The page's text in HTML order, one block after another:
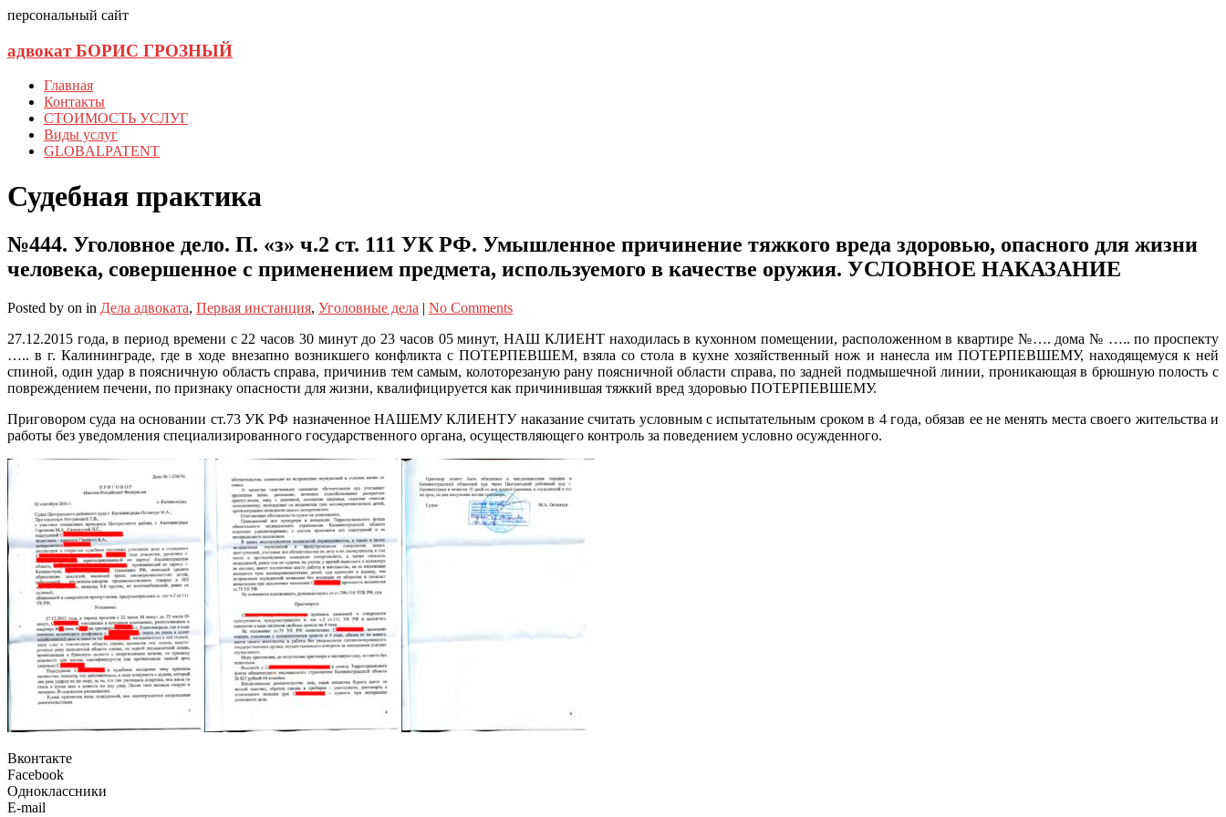
персональный сайт
адвокат БОРИС ГРОЗНЫЙ
Главная
Контакты
СТОИМОСТЬ УСЛУГ
Виды услуг
GLOBALPATENT
Судебная практика
№444. Уголовное дело. П. «з» ч.2 ст. 111 УК РФ. Умышленное причинение тяжкого вреда здоровью, опасного для жизни
человека, совершенное с применением предмета, используемого в качестве оружия. УСЛОВНОЕ НАКАЗАНИЕ
Posted by on in Дела адвоката, Первая инстанция, Уголовные дела | No Comments
27.12.2015 года, в период времени с 22 часов 30 минут до 23 часов 05 минут, НАШ КЛИЕНТ находилась в кухонном помещении, расположенном в квартире №…. дома № ….. по проспекту
….. в г. Калининграде, где в ходе внезапно возникшего конфликта с ПОТЕРПЕВШЕМ, взяла со стола в кухне хозяйственный нож и нанесла им ПОТЕРПЕВШЕМУ, находящемуся к ней
спиной, один удар в поясничную область справа, причинив тем самым, колоторезаную рану поясничной области справа, по задней подмышечной линии, проникающая в брюшную полость с
повреждением печени, по признаку опасности для жизни, квалифицируется как причинившая тяжкий вред здоровью ПОТЕРПЕВШЕМУ.
Приговором суда на основании ст.73 УК РФ назначенное НАШЕМУ КЛИЕНТУ наказание считать условным с испытательным сроком в 4 года, обязав ее не менять места своего жительства и
работы без уведомления специализированного государственного органа, осуществляющего контроль за поведением условно осужденного.
Вконтакте
Facebook
Одноклассники
E-mail